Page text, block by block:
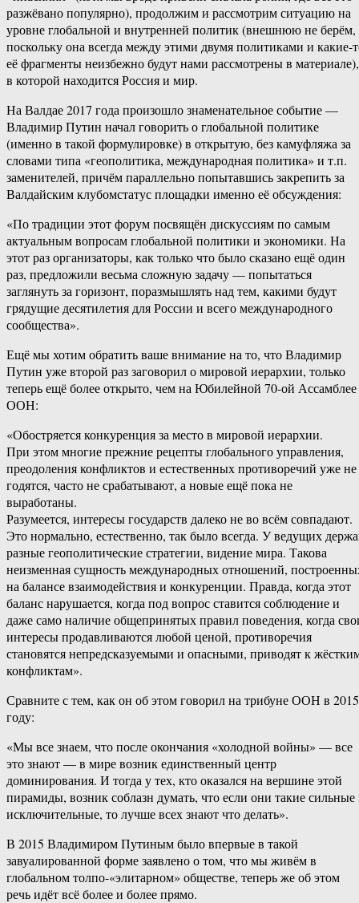
разжёвано популярно), продолжим и рассмотрим ситуацию на
уровне глобальной и внутренней политик (внешнюю не берём,
поскольку она всегда между этими двумя политиками и какие-
её фрагменты неизбежно будут нами рассмотрены в материале),
в которой находится Россия и мир.
На Валдае 2017 года произошло знаменательное событие —
Владимир Путин начал говорить о глобальной политике
(именно в такой формулировке) в открытую, без камуфляжа за
словами типа «геополитика, международная политика» и т.п.
заменителей, причём параллельно попытавшись закрепить за
Валдайским клубомстатус площадки именно её обсуждения:
«По традиции этот форум посвящён дискуссиям по самым
актуальным вопросам глобальной политики и экономики. На
этот раз организаторы, как только что было сказано ещё один
раз, предложили весьма сложную задачу — попытаться
заглянуть за горизонт, поразмышлять над тем, какими будут
грядущие десятилетия для России и всего международного
сообщества».
Ещё мы хотим обратить ваше внимание на то, что Владимир
Путин уже второй раз заговорил о мировой иерархии, только
теперь ещё более открыто, чем на Юбилейной 70-ой Ассамблее
ООН:
«Обостряется конкуренция за место в мировой иерархии.
При этом многие прежние рецепты глобального управления,
преодоления конфликтов и естественных противоречий уже не
годятся, часто не срабатывают, а новые ещё пока не
выработаны.
Разумеется, интересы государств далеко не во всём совпадают.
Это нормально, естественно, так было всегда. У ведущих
разные геополитические стратегии, видение мира. Такова
неизменная сущность международных отношений,
на балансе взаимодействия и конкуренции. Правда, когда этот
баланс нарушается, когда под вопрос ставится соблюдение и
даже само наличие общепринятых правил поведения, когда
интересы продавливаются любой ценой, противоречия
становятся непредсказуемыми и опасными, приводят к
конфликтам».
Сравните с тем, как он об этом говорил на трибуне ООН в 2015
году:
«Мы все знаем, что после окончания «холодной войны» — все
это знают — в мире возник единственный центр
доминирования. И тогда у тех, кто оказался на вершине этой
пирамиды, возник соблазн думать, что если они такие сильные
исключительные, то лучше всех знают что делать».
В 2015 Владимиром Путиным было впервые в такой
завуалированной форме заявлено о том, что мы живём в
глобальном толпо-«элитарном» обществе, теперь же об этом
речь идёт всё более и более прямо.